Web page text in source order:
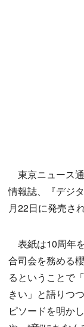
東京ニュース
情報誌、『デジ
月22日に発売され
表紙は10周年
合司会を務める
るということで
きい」と語りつ
ピソードを明か